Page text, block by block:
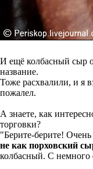
И ещё колбасный сыр
название.
Тоже расхвалили, и я
пожалел.
А знаете, как
торговки?
"Берите-берите!
не как порховский
колбасный. С